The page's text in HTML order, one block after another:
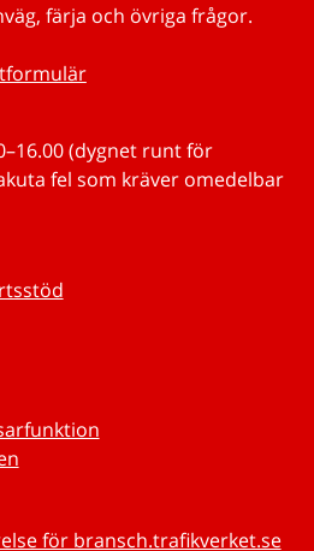
färja och övriga frågor.
(dygnet runt för
fel som kräver omedelbar
för bransch.trafikverket.se